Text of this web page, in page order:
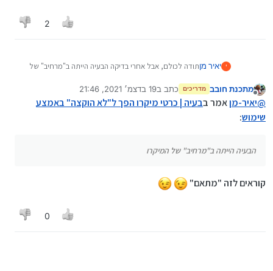
2
י יאיר מןתודה לכולם, אבל אחרי בדיקה הבעיה הייתה ב"מרחיב" של
בכרטיס עצמו, וב"ה כל החומר בסדר.
מתכנת חובב מדריכים כתב ב19 בדצמ׳ 2021, 21:46
נערך לאחרונה על ידי
@יאיר-מןאמר בבעיה | כרטי מיקרו הפך ל"לא הוקצה" באמצע
שימוש:
הבעיה הייתה ב"מרחיב" של המיקרו
קוראים לזה "מתאם"
0